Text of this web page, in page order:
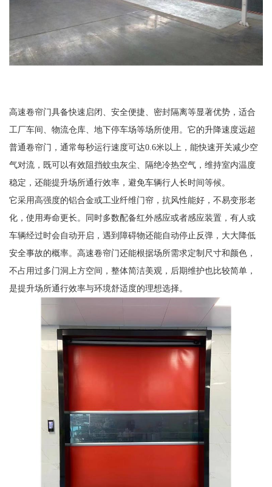
高速卷帘门具备快速启闭、安全便捷、密封隔离等显著优势，适合
工厂车间、物流仓库、地下停车场等场所使用。它的升降速度远超
普通卷帘门，通常每秒运行速度可达0.6米以上，能快速开关减少空
气对流，既可以有效阻挡蚊虫灰尘、隔绝冷热空气，维持室内温度
稳定，还能提升场所通行效率，避免车辆行人长时间等候。
它采用高强度的铝合金或工业纤维门帘，抗风性能好，不易变形老
化，使用寿命更长。同时多数配备红外感应或者感应装置，有人或
车辆经过时会自动开启，遇到障碍物还能自动停止反弹，大大降低
安全事故的概率。高速卷帘门还能根据场所需求定制尺寸和颜色，
不占用过多门洞上方空间，整体简洁美观，后期维护也比较简单，
是提升场所通行效率与环境舒适度的理想选择。